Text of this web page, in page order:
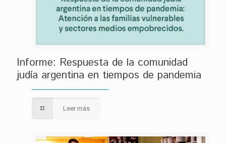
Informe: Respuesta de la comunidad
judía argentina en tiempos de pandemia
Leer más